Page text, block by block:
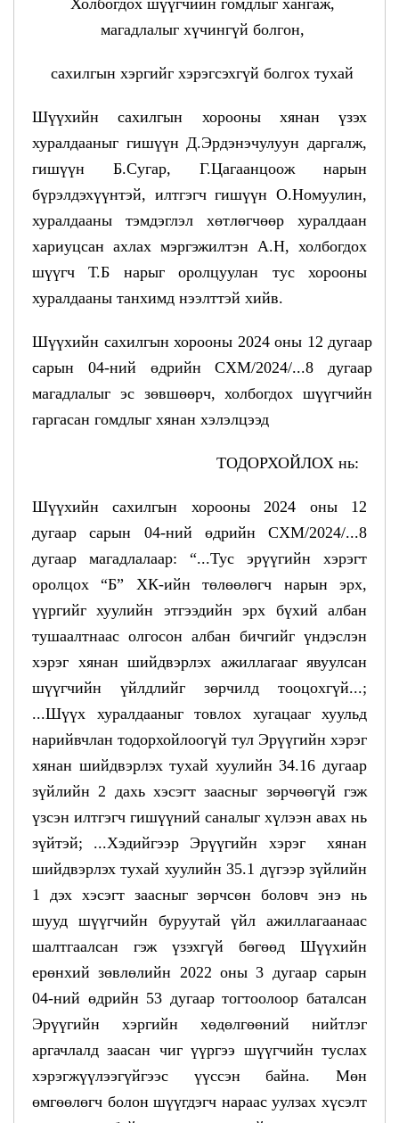
магадлалыг хүчингүй болгон,
сахилгын хэргийг хэрэгсэхгүй болгох тухай
Шүүхийн сахилгын хорооны хянан үзэх
хуралдааныг гишүүн Д.Эрдэнэчулуун даргалж,
гишүүн Б.Сугар, Г.Цагаанцоож нарын
бүрэлдэхүүнтэй, илтгэгч гишүүн О.Номуулин,
хуралдааны тэмдэглэл хөтлөгчөөр хуралдаан
хариуцсан ахлах мэргэжилтэн А.Н, холбогдох
шүүгч Т.Б нарыг оролцуулан тус хорооны
хуралдааны танхимд нээлттэй хийв.
Шүүхийн сахилгын хорооны 2024 оны 12 дугаар
сарын 04-ний өдрийн СХМ/2024/...8 дугаар
магадлалыг эс зөвшөөрч, холбогдох шүүгчийн
гаргасан гомдлыг хянан хэлэлцээд
ТОДОРХОЙЛОХ нь:
Шүүхийн сахилгын хорооны 2024 оны 12
дугаар сарын 04-ний өдрийн СХМ/2024/...8
дугаар магадлалаар: “...Тус эрүүгийн хэрэгт
оролцох “Б” ХК-ийн төлөөлөгч нарын эрх,
үүргийг хуулийн этгээдийн эрх бүхий албан
тушаалтнаас олгосон албан бичгийг үндэслэн
хэрэг хянан шийдвэрлэх ажиллагааг явуулсан
шүүгчийн үйлдлийг зөрчилд тооцохгүй...;
...Шүүх хуралдааныг товлох хугацааг хуульд
нарийвчлан тодорхойлоогүй тул Эрүүгийн хэрэг
хянан шийдвэрлэх тухай хуулийн 34.16 дугаар
зүйлийн 2 дахь хэсэгт заасныг зөрчөөгүй гэж
үзсэн илтгэгч гишүүний саналыг хүлээн авах нь
зүйтэй; ...Хэдийгээр Эрүүгийн хэрэг хянан
шийдвэрлэх тухай хуулийн 35.1 дүгээр зүйлийн
1 дэх хэсэгт заасныг зөрчсөн боловч энэ нь
шууд шүүгчийн буруутай үйл ажиллагаанаас
шалтгаалсан гэж үзэхгүй бөгөөд Шүүхийн
ерөнхий зөвлөлийн 2022 оны 3 дугаар сарын
04-ний өдрийн 53 дугаар тогтоолоор баталсан
Эрүүгийн хэргийн хөдөлгөөний нийтлэг
аргачлалд заасан чиг үүргээ шүүгчийн туслах
хэрэгжүүлээгүйгээс үүссэн байна. Мөн
өмгөөлөгч болон шүүгдэгч нараас уулзах хүсэлт